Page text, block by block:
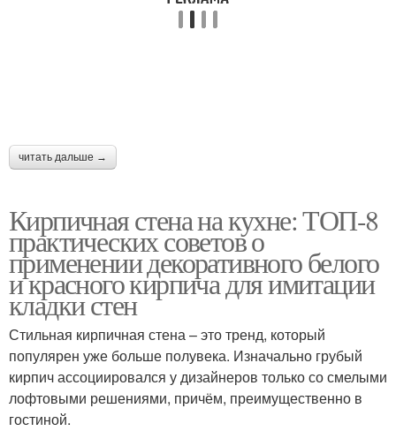
читать дальше →
Кирпичная стена на кухне: ТОП-8
практических советов о
применении декоративного белого
и красного кирпича для имитации
кладки стен
Стильная кирпичная стена – это тренд, который
популярен уже больше полувека. Изначально грубый
кирпич ассоциировался у дизайнеров только со смелыми
лофтовыми решениями, причём, преимущественно в
гостиной.